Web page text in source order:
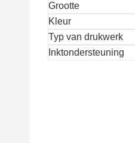
Grootte
Kleur
Typ van drukwerk
Inktondersteuning